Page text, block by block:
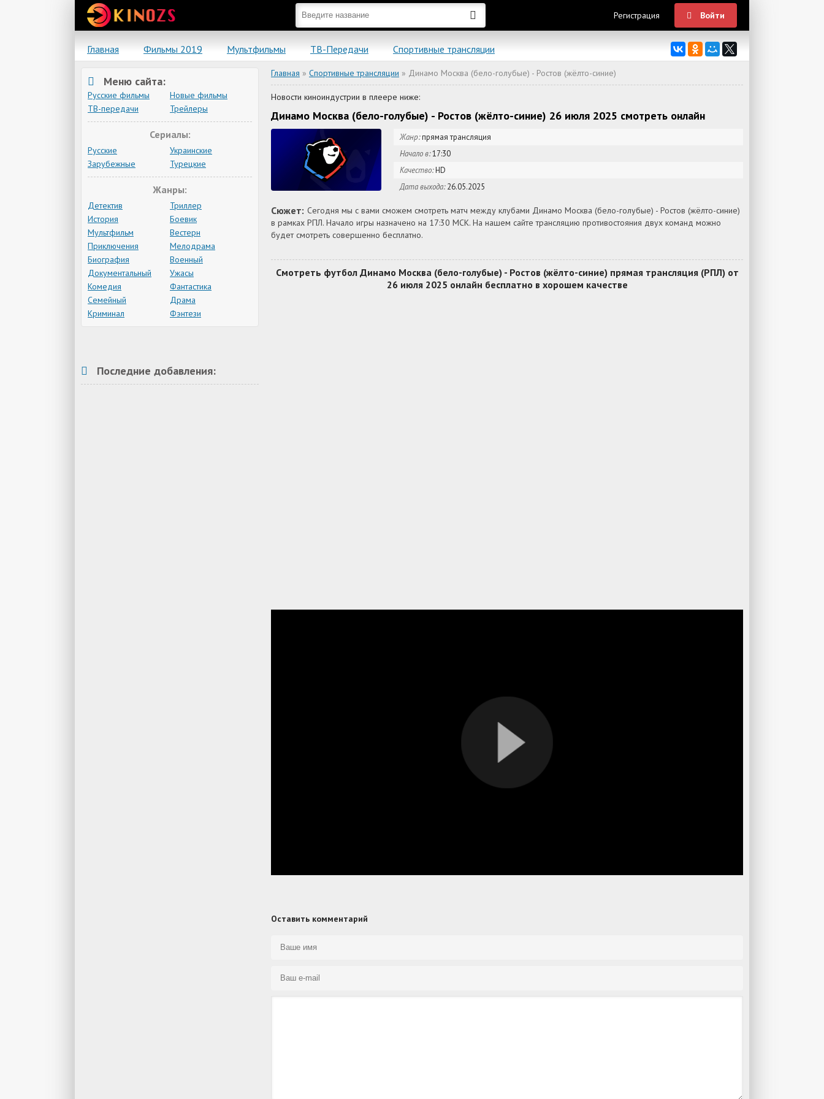
Регистрация Войти
Главная Фильмы 2019 Мультфильмы ТВ-Передачи Спортивные трансляции
Главная » Спортивные трансляции » Динамо Москва (бело-голубые) - Ростов (жёлто-синие)
Новости киноиндустрии в плеере ниже:
Динамо Москва (бело-голубые) - Ростов (жёлто-синие) 26 июля 2025 смотреть онлайн
Жанр:прямая трансляция
Начало в:17:30
Качество:HD
Дата выхода:26.05.2025
Сюжет: Сегодня мы с вами сможем смотреть матч между клубами Динамо Москва (бело-голубые) - Ростов (жёлто-синие)
в рамках РПЛ. Начало игры назначено на 17:30 МСК. На нашем сайте трансляцию противостояния двух команд можно
будет смотреть совершенно бесплатно.
Смотреть футбол Динамо Москва (бело-голубые) - Ростов (жёлто-синие) прямая трансляция (РПЛ) от
26 июля 2025 онлайн бесплатно в хорошем качестве
Оставить комментарий
Меню сайта:
Русские фильмы
Новые фильмы
ТВ-передачи
Трейлеры
Сериалы:
Русские
Украинские
Зарубежные
Турецкие
Жанры:
Детектив
Триллер
История
Боевик
Мультфильм
Вестерн
Приключения
Мелодрама
Биография
Военный
Документальный
Ужасы
Комедия
Фантастика
Семейный
Драма
Криминал
Фэнтези
Последние добавления: